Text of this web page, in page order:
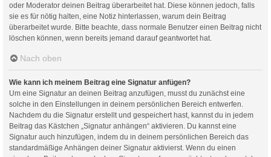
oder Moderator deinen Beitrag überarbeitet hat. Diese können jedoch, falls
sie es für nötig halten, eine Notiz hinterlassen, warum dein Beitrag
überarbeitet wurde. Bitte beachte, dass normale Benutzer einen Beitrag nicht
löschen können, wenn bereits jemand darauf geantwortet hat.
Nach oben
Wie kann ich meinem Beitrag eine Signatur anfügen?
Um eine Signatur an deinen Beitrag anzufügen, musst du zunächst eine
solche in den Einstellungen in deinem persönlichen Bereich entwerfen.
Nachdem du die Signatur erstellt und gespeichert hast, kannst du in jedem
Beitrag das Kästchen „Signatur anhängen“ aktivieren. Du kannst eine
Signatur auch hinzufügen, indem du in deinem persönlichen Bereich das
standardmäßige Anhängen deiner Signatur aktivierst. Wenn du einen